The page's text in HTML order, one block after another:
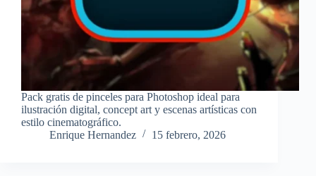
Pack gratis de pinceles para Photoshop ideal para
ilustración digital, concept art y escenas artísticas con
estilo cinematográfico.
Enrique Hernandez
15 febrero, 2026